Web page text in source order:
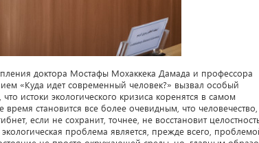
доктора Мостафы Мохаккека Дамада и профессора
«Куда идет современный человек?» вызвал особый
истоки экологического кризиса коренятся в самом
становится все более очевидным, что человечество,
если не сохранит, точнее, не восстановит
проблема является, прежде всего,